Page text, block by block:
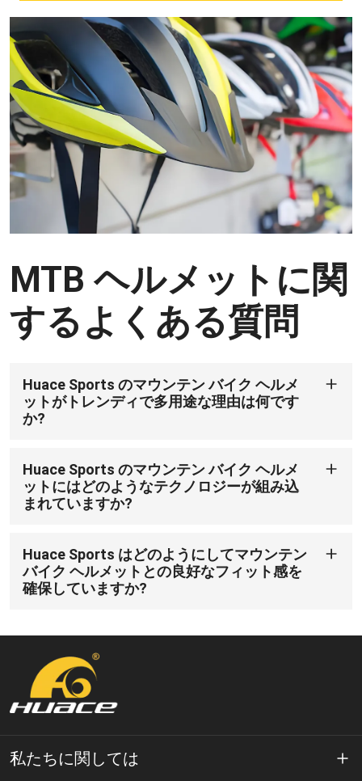
MTB ヘルメットに関
するよくある質問
Huace Sports のマウンテン バイク ヘルメ
ットがトレンディで多用途な理由は何です
か?
ンのヘルメットを提供しています。この多様性によ
り、企業は顧客の個別の好みに応えることができ、マ
ウンテン バイクの卸売商品に多様性を加えることがで
Huace Sports のマウンテン バイク ヘルメ
ットにはどのようなテクノロジーが組み込
まれていますか?
に、MIPS や KROYD 技術などの強化された安全技術を
備えたヘルメットをサポートして、保護を強化するこ
ともできます。
Huace Sports はどのようにしてマウンテン
バイク ヘルメットとの良好なフィット感を
確保していますか?
のため、当社のヘルメットはアジア人とヨーロッパ人
の頭の形に応じて細分化されています。
しかし、単に適切なサイズを見つけるだけではありま
せん。私たちはライダーにできるだけ快適で安全に感
は、柔らかい裏地、3D ヘッドロック調整システム、
使いやすい ITW バックルとフィドロック バックルを備
私たちに関しては